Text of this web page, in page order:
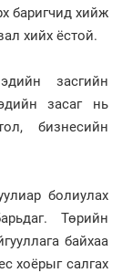
баригчид хийж
хийх ёстой.
засгийн
засаг нь
бизнесийн
болиулах
Төрийн
байхаа
хоёрыг салгах